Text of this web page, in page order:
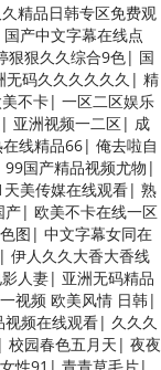
精品日韩专区免费观
国产中文字幕在线点
狠狠久久综合9色| 国
无码久久久久久久 | 精
不卡| 一区二区娱乐
| 亚洲视频一二区| 成
线精品66| 俺去啦自
99国产精品视频尤物 |
天美传媒在线观看| 熟
产| 欧美不卡在线一区
图 | 中文字幕女同在
| 伊人久久大香大香线
人妻| 亚洲无码精品
视频 欧美风情 日韩|
频在线观看| 久久久
| 校园春色五月天 | 夜夜